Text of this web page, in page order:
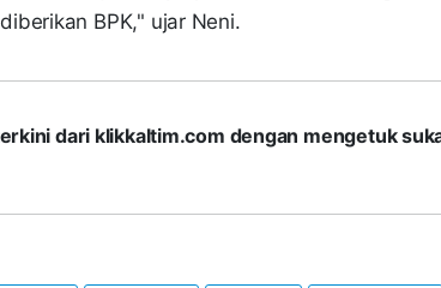
BPK," ujar Neni.
dari klikkaltim.com dengan mengetuk